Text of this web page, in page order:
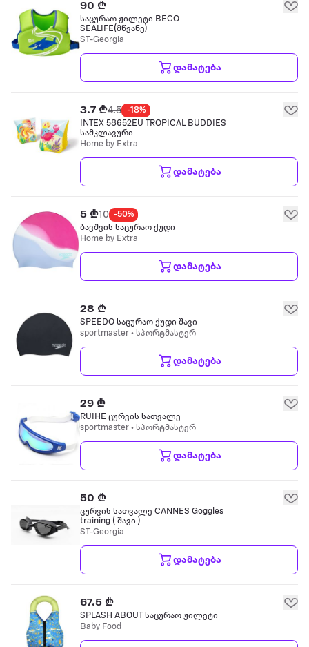
90 ₾
საცურაო ჟილეტი BECO
SEALIFE(მწვანე)
ST-Georgia
დამატება
3.7 ₾4.5
-18%
INTEX 58652EU TROPICAL BUDDIES
სამკლავური
Home by Extra
დამატება
5 ₾10 -50%
ბავშვის საცურაო ქუდი
Home by Extra
დამატება
28 ₾
SPEEDO საცურაო ქუდი შავი
sportmaster • სპორტმასტერ
დამატება
29 ₾
RUIHE ცურვის სათვალე
sportmaster • სპორტმასტერ
დამატება
50 ₾
ცურვის სათვალე CANNES Goggles
training ( შავი )
ST-Georgia
დამატება
67.5 ₾
SPLASH ABOUT საცურაო ჟილეტი
Baby Food